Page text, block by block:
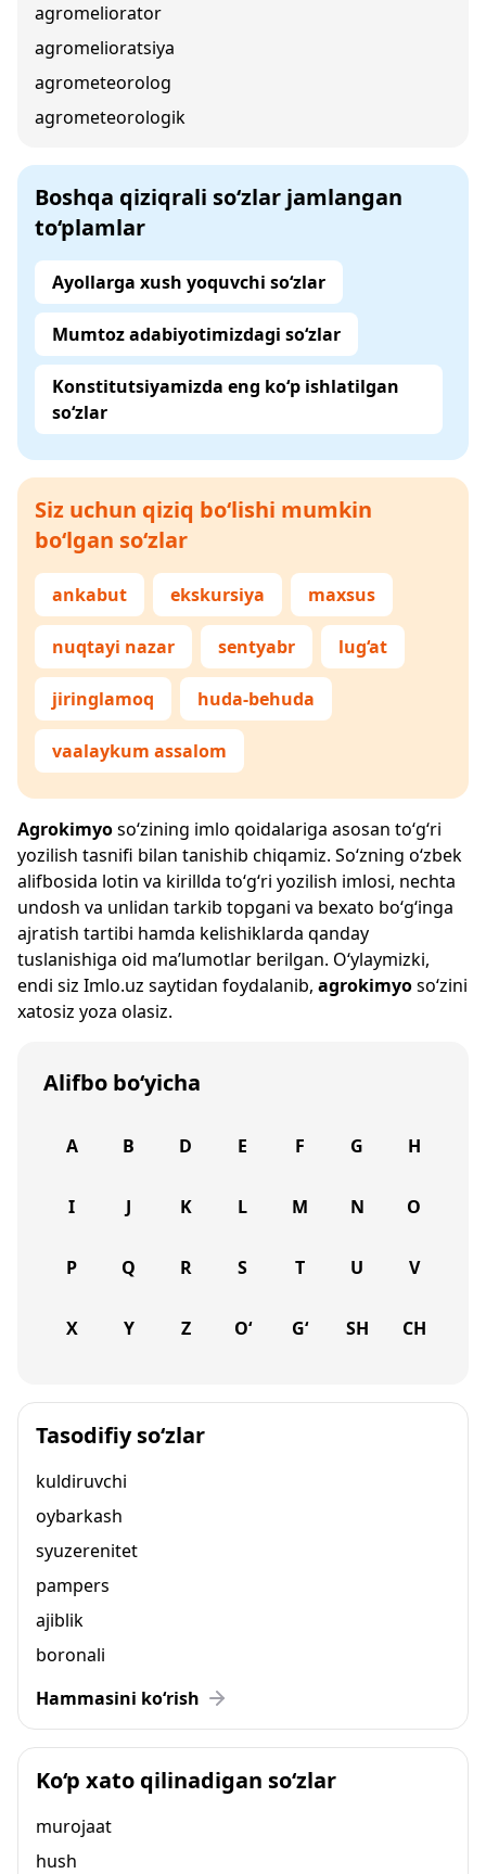
agromeliorator
agromelioratsiya
agrometeorolog
agrometeorologik
Boshqa qiziqrali so‘zlar jamlangan
to‘plamlar
Ayollarga xush yoquvchi so‘zlar
Mumtoz adabiyotimizdagi so‘zlar
Konstitutsiyamizda eng ko‘p ishlatilgan
so‘zlar
Siz uchun qiziq bo‘lishi mumkin
bo‘lgan so‘zlar
ankabut ekskursiya maxsus
nuqtayi nazar sentyabr lug‘at
jiringlamoq huda-behuda
vaalaykum assalom
Agrokimyoso‘zining imlo qoidalariga asosan to‘g‘ri
yozilish tasnifi bilan tanishib chiqamiz. So‘zning o‘zbek
alifbosida lotin va kirillda to‘g‘ri yozilish imlosi, nechta
undosh va unlidan tarkib topgani va bexato bo‘g‘inga
ajratish tartibi hamda kelishiklarda qanday
tuslanishiga oid ma’lumotlar berilgan. O‘ylaymizki,
endi siz Imlo.uz saytidan foydalanib, agrokimyoso‘zini
xatosiz yoza olasiz.
Alifbo bo‘yicha
A B D E F G H
I J K L M N O
P Q R S T U V
X Y Z O‘ G‘ SH CH
Tasodifiy so‘zlar
kuldiruvchi
oybarkash
syuzerenitet
pampers
ajiblik
boronali
Hammasini ko‘rish
Ko‘p xato qilinadigan so‘zlar
murojaat
hush